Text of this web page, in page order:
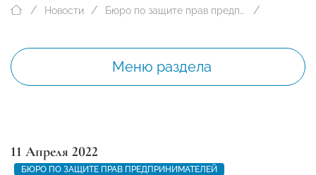
Новости Бюро по защите прав предпринимателей
Меню раздела
11 Апреля 2022
БЮРО ПО ЗАЩИТЕ ПРАВ ПРЕДПРИНИМАТЕЛЕЙ